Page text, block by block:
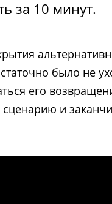
за 10 минут.
было не
его
и